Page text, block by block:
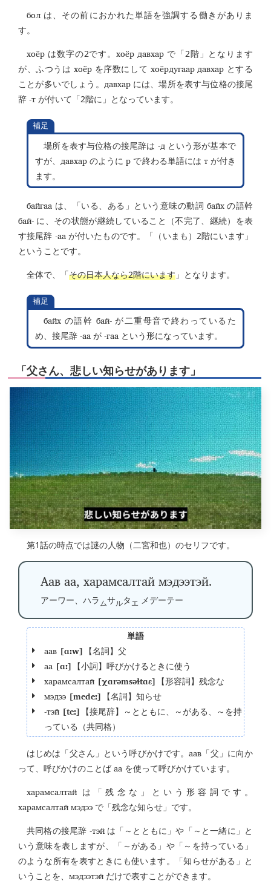
бол は、その前におかれた単語を強調する働きがありま
す。
хоёр は数字の2です。хоёр давхар で「2階」となります
が、ふつうはхоёр を序数にして хоёрдугаар давхар とする
ことが多いでしょう。 давхарには、場所を表す与位格の接尾
辞 -т が付いて「2階に」となっています。
補足
場所を表す与位格の接尾辞は -дという形が基本で
すが、 давхар のようにр で終わる単語には тが付き
ます。
байгаа は、「いる、ある」という意味の動詞 байхの語幹
бай- に、その状態が継続していること（不完了、継続）を表
す接尾辞 -аа が付いたものです。「（いまも）2階にいます」
ということです。
全体で、「その日本人なら2階にいます 」となります。
補足
байх の語幹 бай-が二重母音で終わっているた
め、接尾辞-аа が-гаа という形になっています。
「父さん、悲しい知らせがあります」
第1話の時点では謎の人物（二宮和也）のセリフです。
Аав аа, харамсалтай мэдээтэй.
アーワー、ハラムサルタ エ メデーテー
単語
аав [ɑːw] 【名詞】父
аа [ɑː] 【小詞】呼びかけるときに使う
харамсалтай [χɑrəmsəɬtɑɛ] 【形容詞】残念な
мэдээ [medeː] 【名詞】知らせ
-тэй [teː] 【接尾辞】～とともに、～がある、～を持
っている（共同格）
はじめは「父さん」という呼びかけです。аав 「父」に向か
って、呼びかけのことば аа を使って呼びかけています。
харамсалтай は「残念な」という形容詞です。
харамсалтай мэдээ で「残念な知らせ」です。
共同格の接尾辞 -тэйは「～とともに」や「～と一緒に」と
いう意味を表しますが、「～がある」や「～を持っている」
のような所有を表すときにも使います。「知らせがある」と
いうことを、 мэдээтэй だけで表すことができます。